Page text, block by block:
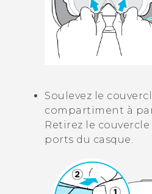
Soulevez le
compartiment à
Retirez le
ports du casque.